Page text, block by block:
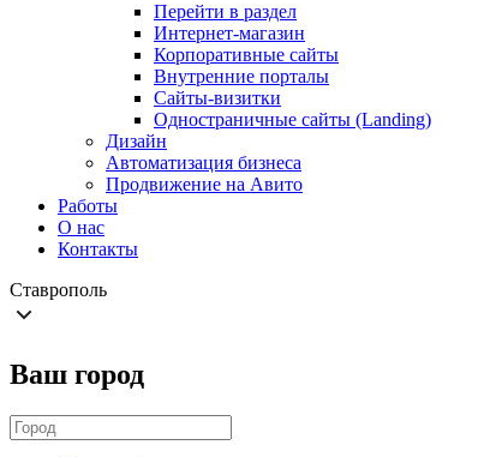
Перейти в раздел
Интернет-магазин
Корпоративные сайты
Внутренние порталы
Сайты-визитки
Одностраничные сайты (Landing)
Дизайн
Автоматизация бизнеса
Продвижение на Авито
Работы
О нас
Контакты
Ставрополь
Ваш город